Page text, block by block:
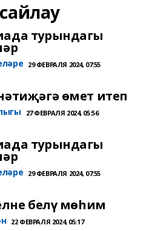
турындагы
29 ФЕВРАЛЯ 2024, 07:55
өмет итеп
27 ФЕВРАЛЯ 2024, 05:56
турындагы
29 ФЕВРАЛЯ 2024, 07:55
белү мөһим
22 ФЕВРАЛЯ 2024, 05:17